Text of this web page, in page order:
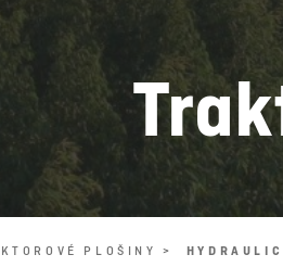
PLOŠINY >